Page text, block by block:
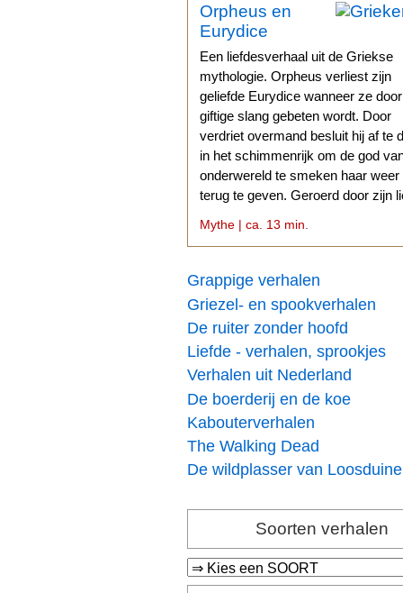
Orpheus en
Eurydice
Een liefdesverhaal uit de Griekse
mythologie. Orpheus verliest zijn
geliefde Eurydice wanneer ze
giftige slang gebeten wordt. Door
verdriet overmand besluit hij af te
in het schimmenrijk om de god
onderwereld te smeken haar weer
terug te geven. Geroerd door zijn
Mythe | ca. 13 min.
Grappige verhalen
Griezel- en spookverhalen
De ruiter zonder hoofd
Liefde - verhalen, sprookjes
Verhalen uit Nederland
De boerderij en de koe
Kabouterverhalen
The Walking Dead
De wildplasser van
Soorten verhalen